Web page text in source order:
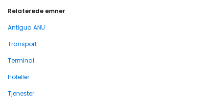
Relaterede emner
Antigua ANU
Transport
Terminal
Hoteller
Tjenester